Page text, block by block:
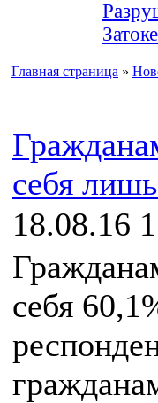
Затоке
Главная страница »
себя
18.08.16
себя